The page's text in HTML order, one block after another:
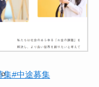
集#中途募集